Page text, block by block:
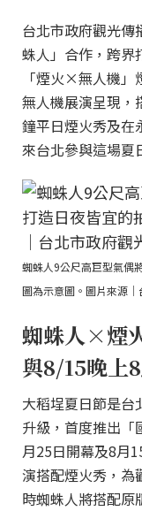
台北市政府觀光傳
蛛人」合作，跨界
「煙火×無人機
無人機展演呈現，
鐘平日煙火秀及在
來台北參與這場夏
蜘蛛人9公尺高巨型氣偶
圖為示意圖。圖片來源
蜘蛛人×煙
與8/15晚上
大稻埕夏日節是台
升級，首度推出
月25日開幕及8月
演搭配煙火秀，為
時蜘蛛人將搭配原